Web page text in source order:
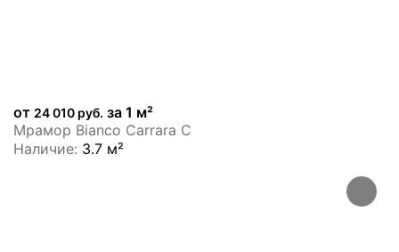
от 24 010 руб. за 1 м²
Мрамор Bianco Carrara C
Наличие: 3.7 м²